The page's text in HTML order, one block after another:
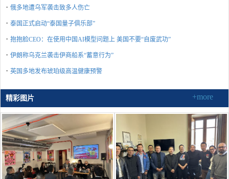
· 俄多地遭乌军袭击致多人伤亡
· 泰国正式启动“泰国量子俱乐部”
· 抱抱脸CEO：在使用中国AI模型问题上 美国不要“自废武功”
· 伊朗称乌克兰袭击伊商船系“蓄意行为”
· 英国多地发布琥珀级高温健康预警
精彩图片 +more